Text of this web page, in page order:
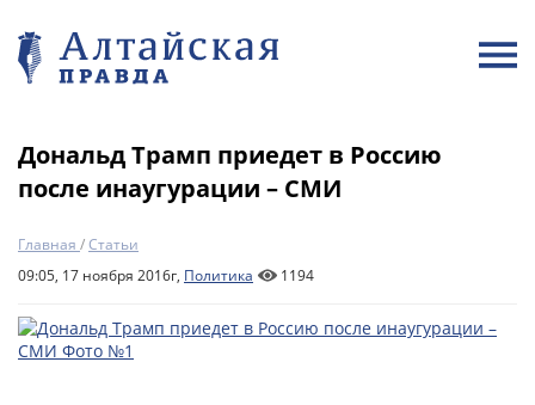
Дональд Трамп приедет в Россию
после инаугурации – СМИ
Главная /Статьи
09:05, 17 ноября 2016г, Политика 1194